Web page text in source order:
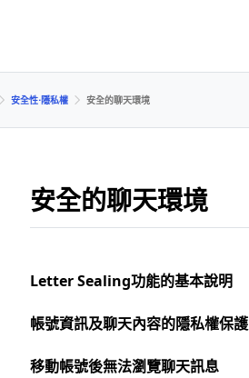
安全性⋅隱私權 安全的聊天環境
安全的聊天環境
Letter Sealing功能的基本說明
帳號資訊及聊天內容的隱私權保護
移動帳號後無法瀏覽聊天訊息